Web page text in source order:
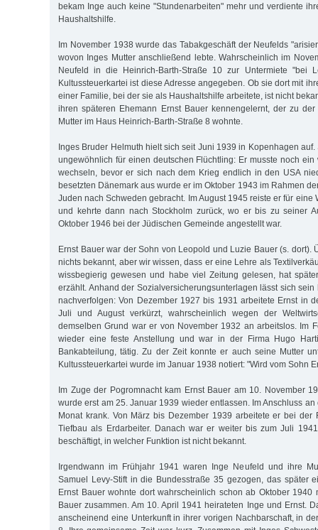
bekam Inge auch keine "Stundenarbeiten" mehr und verdiente
Haushaltshilfe.
Im November 1938 wurde das Tabakgeschäft der Neufelds
wovon Inges Mutter anschließend lebte. Wahrscheinlich im
Neufeld in die Heinrich-Barth-Straße 10 zur Untermiete "bei
Kultussteuerkartei ist diese Adresse angegeben. Ob sie dort mit
einer Familie, bei der sie als Haushaltshilfe arbeitete, ist nicht
ihren späteren Ehemann Ernst Bauer kennengelernt, der zu
Mutter im Haus Heinrich-Barth-Straße 8 wohnte.
Inges Bruder Helmuth hielt sich seit Juni 1939 in Kopenhagen
ungewöhnlich für einen deutschen Flüchtling: Er musste noch
wechseln, bevor er sich nach dem Krieg endlich in den USA
besetzten Dänemark aus wurde er im Oktober 1943 im Rahmen
Juden nach Schweden gebracht. Im August 1945 reiste er für eine
und kehrte dann nach Stockholm zurück, wo er bis zu seiner
Oktober 1946 bei der Jüdischen Gemeinde angestellt war.
Ernst Bauer war der Sohn von Leopold und Luzie Bauer (s. dort).
nichts bekannt, aber wir wissen, dass er eine Lehre als
wissbegierig gewesen und habe viel Zeitung gelesen, hat
erzählt. Anhand der Sozialversicherungsunterlagen lässt sich
nachverfolgen: Von Dezember 1927 bis 1931 arbeitete Ernst in
Juli und August verkürzt, wahrscheinlich wegen der
demselben Grund war er von November 1932 an arbeitslos. Im
wieder eine feste Anstellung und war in der Firma Hugo
Bankabteilung, tätig. Zu der Zeit konnte er auch seine Mutter
Kultussteuerkartei wurde im Januar 1938 notiert: "Wird vom Sohn
Im Zuge der Pogromnacht kam Ernst Bauer am 10. November
wurde erst am 25. Januar 1939 wieder entlassen. Im Anschluss
Monat krank. Von März bis Dezember 1939 arbeitete er bei der
Tiefbau als Erdarbeiter. Danach war er weiter bis zum Juli
beschäftigt, in welcher Funktion ist nicht bekannt.
Irgendwann im Frühjahr 1941 waren Inge Neufeld und ihre
Samuel Levy-Stift in die Bundesstraße 35 gezogen, das später
Ernst Bauer wohnte dort wahrscheinlich schon ab Oktober 1940
Bauer zusammen. Am 10. April 1941 heirateten Inge und Ernst.
anscheinend eine Unterkunft in ihrer vorigen Nachbarschaft, in